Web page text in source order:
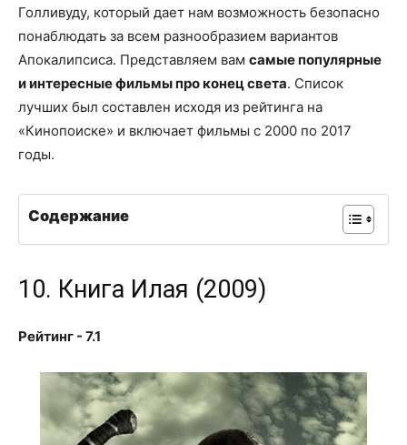
Голливуду, который дает нам возможность безопасно
понаблюдать за всем разнообразием вариантов
Апокалипсиса. Представляем вам самые популярные
и интересные фильмы про конец света. Список
лучших был составлен исходя из рейтинга на
«Кинопоиске» и включает фильмы с 2000 по 2017
годы.
Содержание
10. Книга Илая (2009)
Рейтинг - 7.1